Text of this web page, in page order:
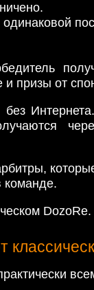
призы от
команде.
DozoRе.